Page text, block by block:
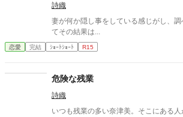
詩織
妻が何か隠し事をしている感じがし、
てその結果は...
恋愛 完結 ｼｮｰﾄｼｮｰﾄ R15
危険な残業
詩織
いつも残業の多い奈津美。そこにある